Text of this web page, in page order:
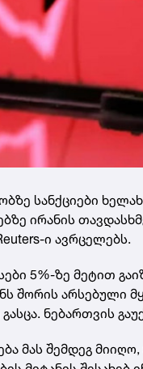
სანქციები
ირანის
ი ავრცელებს.
5%-ზე მეტით
შორის არსებული
ნებართვის
მას შემდეგ